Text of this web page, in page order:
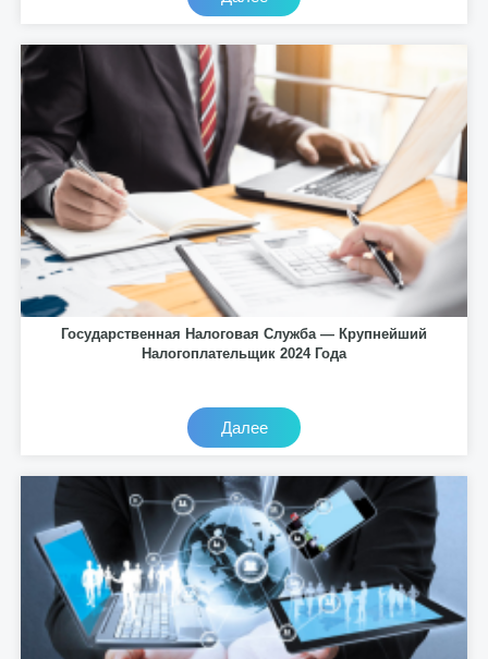
Государственная Налоговая Служба — Крупнейший
Налогоплательщик 2024 Года
Далее